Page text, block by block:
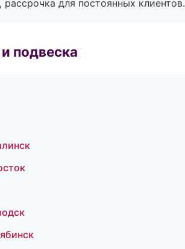
для постоянных клиентов.
подвеска